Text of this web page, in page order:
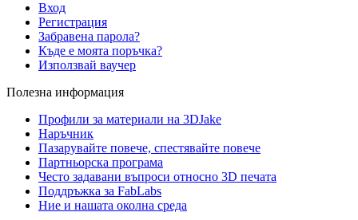
Вход
Регистрация
Забравена парола?
Къде е моята поръчка?
Използвай ваучер
Полезна информация
Профили за материали на 3DJake
Наръчник
Пазарувайте повече, спестявайте повече
Партньорска програма
Често задавани въпроси относно 3D печата
Поддръжка за FabLabs
Ние и нашата околна среда